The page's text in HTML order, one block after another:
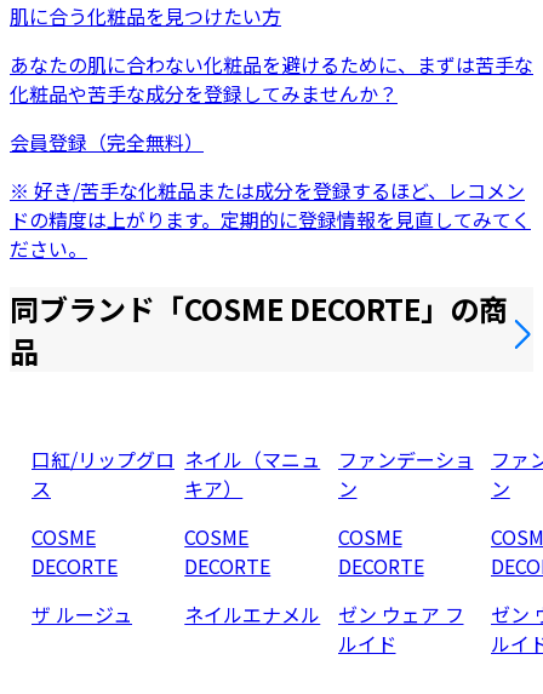
肌に合う化粧品を見つけたい方
あなたの肌に合わない化粧品を避けるために、まずは苦手な
化粧品や苦手な成分を登録してみませんか？
会員登録（完全無料）
※ 好き/苦手な化粧品または成分を登録するほど、レコメン
ドの精度は上がります。定期的に登録情報を見直してみてく
ださい。
同ブランド「COSME DECORTE」の商
品
口紅/リップグロ
ス
COSME
DECORTE
ザ ルージュ
ネイル（マニュ
キア）
COSME
DECORTE
ネイルエナメル
ファンデーショ
ン
COSME
DECORTE
ゼン ウェア フ
ルイド
ファ
ン
ゼン
ルイ